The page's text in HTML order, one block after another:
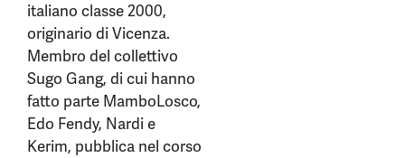
italiano classe 2000,
originario di Vicenza.
Membro del collettivo
Sugo Gang, di cui hanno
fatto parte MamboLosco,
Edo Fendy, Nardi e
Kerim, pubblica nel corso